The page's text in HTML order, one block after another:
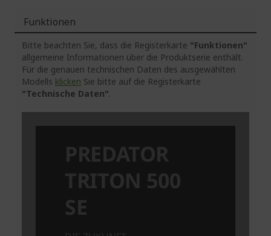
Funktionen
Bitte beachten Sie, dass die Registerkarte "Funktionen"
allgemeine Informationen über die Produktserie enthält.
Für die genauen technischen Daten des ausgewählten
Modells klicken Sie bitte auf die Registerkarte
"Technische Daten".